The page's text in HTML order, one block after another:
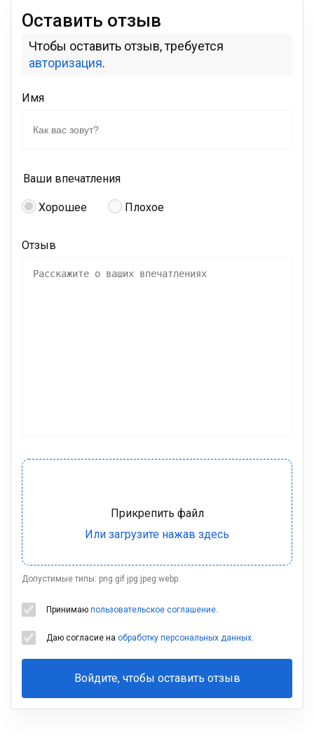
Оставить отзыв
Чтобы оставить отзыв, требуется
авторизация.
Имя
Ваши впечатления
Хорошее Плохое
Отзыв
Допустимые типы: png gif jpg jpeg webp.
Принимаю пользовательское соглашение.
Даю согласие на обработку персональных данных.
Войдите, чтобы оставить отзыв
Ваша